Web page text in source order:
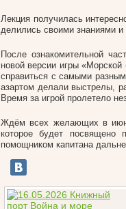
Лекция получилась
делились своими знаниями и
После ознакомительной
новой версии игры
справиться с самыми
азартом делали выстрелы,
Время за игрой пролетело
Ждём всех желающих в
которое будет посвящено
помощником капитана